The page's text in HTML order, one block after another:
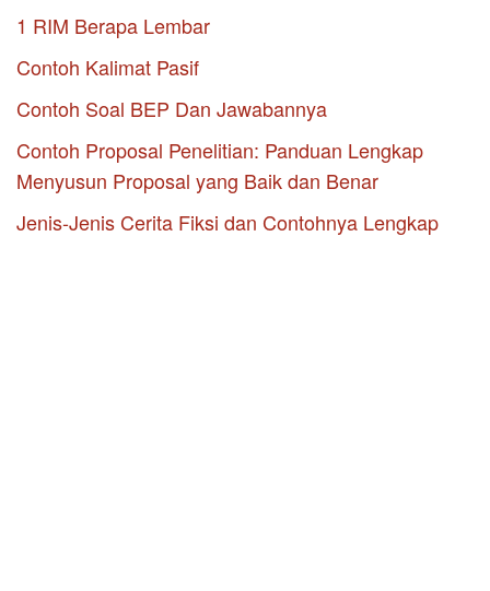
1 RIM Berapa Lembar
Contoh Kalimat Pasif
Contoh Soal BEP Dan Jawabannya
Contoh Proposal Penelitian: Panduan Lengkap
Menyusun Proposal yang Baik dan Benar
Jenis-Jenis Cerita Fiksi dan Contohnya Lengkap